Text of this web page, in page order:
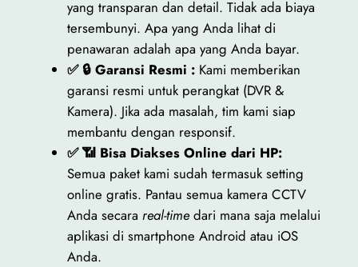
yang transparan dan detail. Tidak ada biaya
tersembunyi. Apa yang Anda lihat di
penawaran adalah apa yang Anda bayar.
✅ 🔒 Garansi Resmi :Kami memberikan
garansi resmi untuk perangkat (DVR &
Kamera). Jika ada masalah, tim kami siap
membantu dengan responsif.
✅ 📶 Bisa Diakses Online dari HP:
Semua paket kami sudah termasuk setting
online gratis. Pantau semua kamera CCTV
Anda secara real-timedari mana saja melalui
aplikasi di smartphone Android atau iOS
Anda.